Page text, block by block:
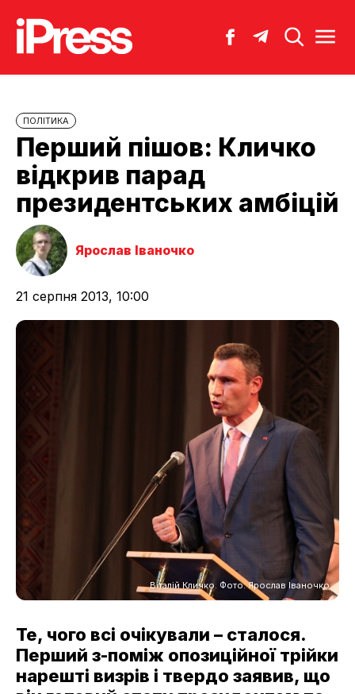
ПОЛІТИКА
Перший пішов: Кличко
відкрив парад
президентських амбіцій
Ярослав Іваночко
21 серпня 2013, 10:00
Віталій Кличко. Фото: Ярослав Іваночко
Те, чого всі очікували – сталося.
Перший з-поміж опозиційної трійки
нарешті визрів і твердо заявив, що